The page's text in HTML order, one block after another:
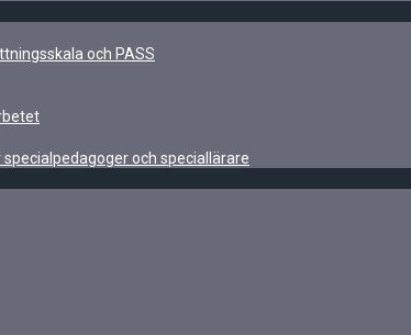
och PASS
och speciallärare